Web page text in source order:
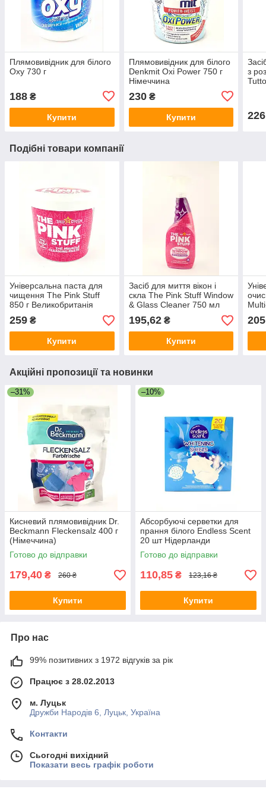
Плямовивідник для білого
Oxy 730 г
188 ₴
Купити
Плямовивідник для білого
Denkmit Oxi Power 750 г
Німеччина
230₴
Купити
з
Подібні товари компанії
Універсальна паста для
чищення The Pink Stuff
850 г Великобританія
259 ₴
Купити
Засіб для миття вікон і
скла The Pink Stuff Window
& Glass Cleaner 750 мл
195,62₴
Купити
Акційні пропозиції та новинки
–31%
Кисневий плямовивідник Dr.
Beckmann Fleckensalz 400 г
(Німеччина)
Готово до відправки
179,40 ₴ 260 ₴
Купити
–10%
Абсорбуючі серветки для
прання білого Endless Scent
20 шт Нідерланди
Готово до відправки
110,85 ₴ 123,16 ₴
Купити
Про нас
99% позитивних з 1972 відгуків за рік
Працює з 28.02.2013
м. Луцьк
Дружби Народів 6, Луцьк, Україна
Контакти
Сьогодні вихідний
Показати весь графік роботи